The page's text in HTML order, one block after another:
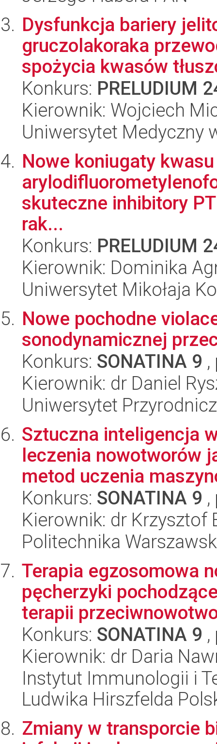
Dysfunkcja bariery
gruczolakoraka
spożycia kwasów
Konkurs: PRELUDIUM
Kierownik: Wojciech
Uniwersytet Medyczny
Nowe koniugaty kwasu
skuteczne inhibitory
rak...
Konkurs: PRELUDIUM
Kierownik: Dominika
Uniwersytet Mikołaja
Nowe pochodne
sonodynamicznej
Konkurs: SONATINA 9
Kierownik: dr Daniel
Uniwersytet
Sztuczna inteligencja
leczenia nowotworów
metod uczenia
Konkurs: SONATINA 9
Kierownik: dr Krzysztof
Politechnika
Terapia egzosomowa
pęcherzyki
terapii
Konkurs: SONATINA 9
Kierownik: dr Daria
Instytut Immunologii i
Ludwika Hirszfelda
Zmiany w transporcie